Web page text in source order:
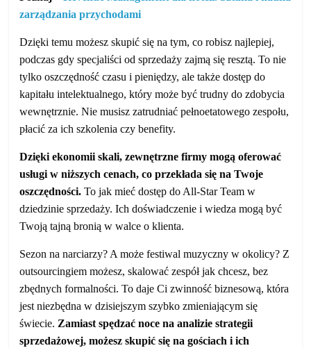
zarządzania przychodami
Dzięki temu możesz skupić się na tym, co robisz najlepiej,
podczas gdy specjaliści od sprzedaży zajmą się resztą. To nie
tylko oszczędność czasu i pieniędzy, ale także dostęp do
kapitału intelektualnego, który może być trudny do zdobycia
wewnętrznie. Nie musisz zatrudniać pełnoetatowego zespołu,
płacić za ich szkolenia czy benefity.
Dzięki ekonomii skali, zewnętrzne firmy mogą oferować
usługi w niższych cenach, co przekłada się na Twoje
oszczędności.To jak mieć dostęp do All-Star Team w
dziedzinie sprzedaży. Ich doświadczenie i wiedza mogą być
Twoją tajną bronią w walce o klienta.
Sezon na narciarzy? A może festiwal muzyczny w okolicy? Z
outsourcingiem możesz, skalować zespół jak chcesz, bez
zbędnych formalności. To daje Ci zwinność biznesową, która
jest niezbędna w dzisiejszym szybko zmieniającym się
świecie. Zamiast spędzać noce na analizie strategii
sprzedażowej, możesz skupić się na gościach i ich